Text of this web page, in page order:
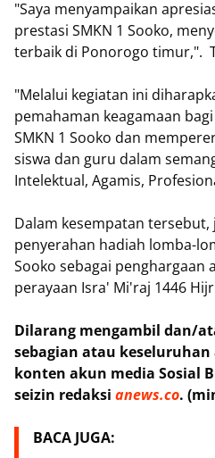
"Saya menyampaikan
prestasi SMKN 1 Sooko,
terbaik di Ponorogo timur,".
"Melalui kegiatan ini
pemahaman keagamaan
SMKN 1 Sooko dan
siswa dan guru dalam
Intelektual, Agamis,
Dalam kesempatan tersebut,
penyerahan hadiah lomba-
Sooko sebagai penghargaan
perayaan Isra' Mi'raj 1446
Dilarang mengambil dan/
sebagian atau
konten akun media Sosial
seizin redaksi anews.co.
BACA JUGA: